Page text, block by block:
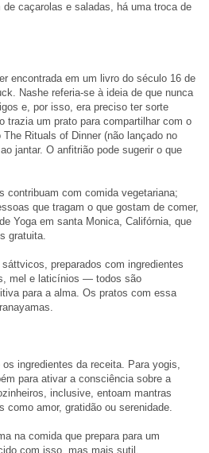
caçarolas e saladas, há uma troca de
encontrada em um livro do século 16 de
Nashe referia-se à ideia de que nunca
e, por isso, era preciso ter sorte
trazia um prato para compartilhar com o
Rituals of Dinner (não lançado no
jantar. O anfitrião pode sugerir o que
contribuam com comida vegetariana;
que tragam o que gostam de comer,
Yoga em santa Monica, Califórnia, que
gratuita.
preparados com ingredientes
mel e laticínios — todos são
para a alma. Os pratos com essa
ingredientes da receita. Para yogis,
para ativar a consciência sobre a
inclusive, entoam mantras
como amor, gratidão ou serenidade.
na comida que prepara para um
com isso, mas mais sutil.